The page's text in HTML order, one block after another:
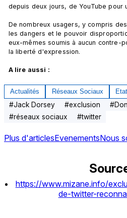
depuis deux jours, de YouTube pour
De nombreux usagers, y compris
les dangers et le pouvoir
eux-mêmes soumis à aucun contre-
la liberté d'expression.
A lire aussi :
Actualités Réseaux Sociaux
#Jack Dorsey #exclusion #
#réseaux sociaux #twitter
Plus d'articlesEvenementsNous
https://www.mizane.info/
de-twitter-